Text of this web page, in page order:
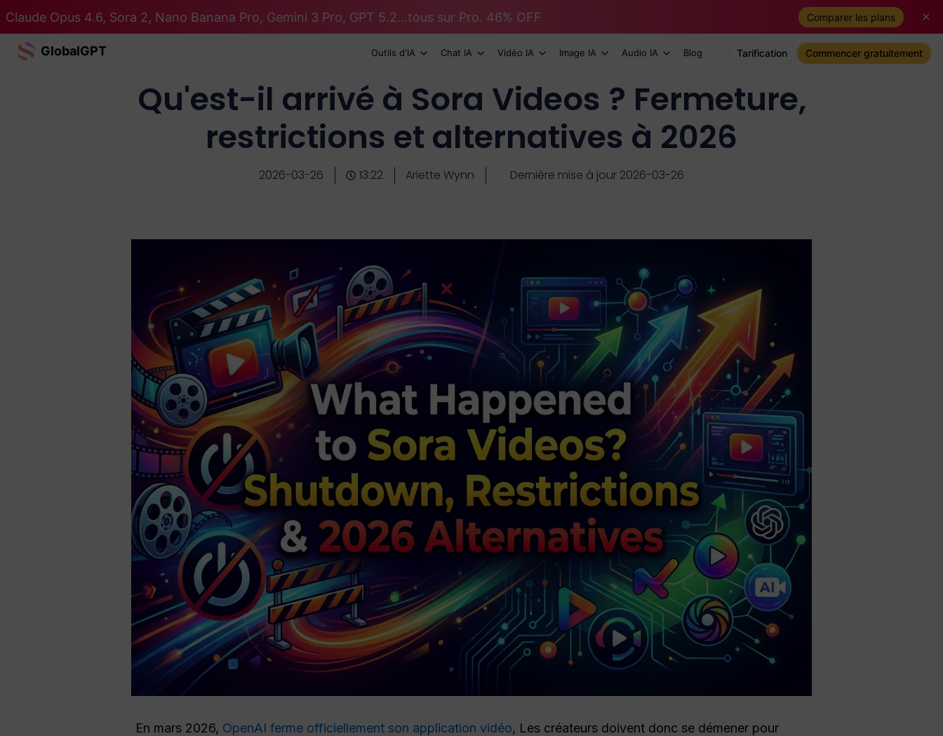
Claude Opus 4.6, Sora 2, Nano Banana Pro, Gemini 3 Pro, GPT 5.2...tous sur Pro. 46% OFF Comparer les plans
GlobalGPT Outils d'IA Chat IA Vidéo IA Image IA Audio IA Blog Tarification Commencer gratuitement
Qu'est-il arrivé à Sora Videos ? Fermeture,
restrictions et alternatives à 2026
2026-03-26 13:22 Ariette Wynn Dernière mise à jour 2026-03-26
En mars 2026, OpenAI ferme officiellement son application vidéo, Les créateurs doivent donc se démener pour